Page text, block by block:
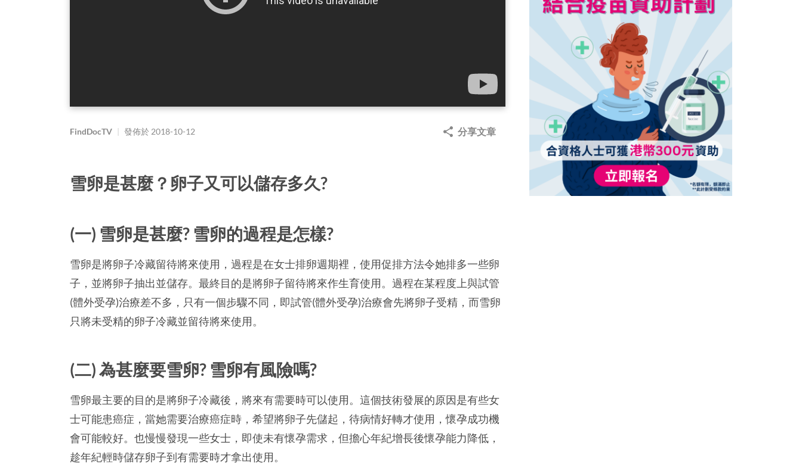
FindDocTV | 發佈於 2018-10-12 分享文章
雪卵是甚麼？卵子又可以儲存多久?
(一) 雪卵是甚麼? 雪卵的過程是怎樣?
雪卵是將卵子冷藏留待將來使用，過程是在女士排卵週期裡，使用促排方法令她排多一些卵
子，並將卵子抽出並儲存。最終目的是將卵子留待將來作生育使用。過程在某程度上與試管
(體外受孕)治療差不多，只有一個步驟不同，即試管(體外受孕)治療會先將卵子受精，而雪卵
只將未受精的卵子冷藏並留待將來使用。
(二) 為甚麼要雪卵? 雪卵有風險嗎?
雪卵最主要的目的是將卵子冷藏後，將來有需要時可以使用。這個技術發展的原因是有些女
士可能患癌症，當她需要治療癌症時，希望將卵子先儲起，待病情好轉才使用，懷孕成功機
會可能較好。也慢慢發現一些女士，即使未有懷孕需求，但擔心年紀增長後懷孕能力降低，
趁年紀輕時儲存卵子到有需要時才拿出使用。